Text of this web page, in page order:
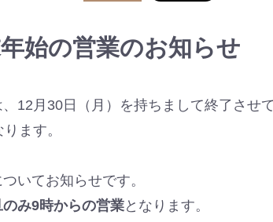
始の営業のお知らせ
12月30日（月）を持ちまして終了させて
ます。
いてお知らせです。
のみ9時からの営業となります。